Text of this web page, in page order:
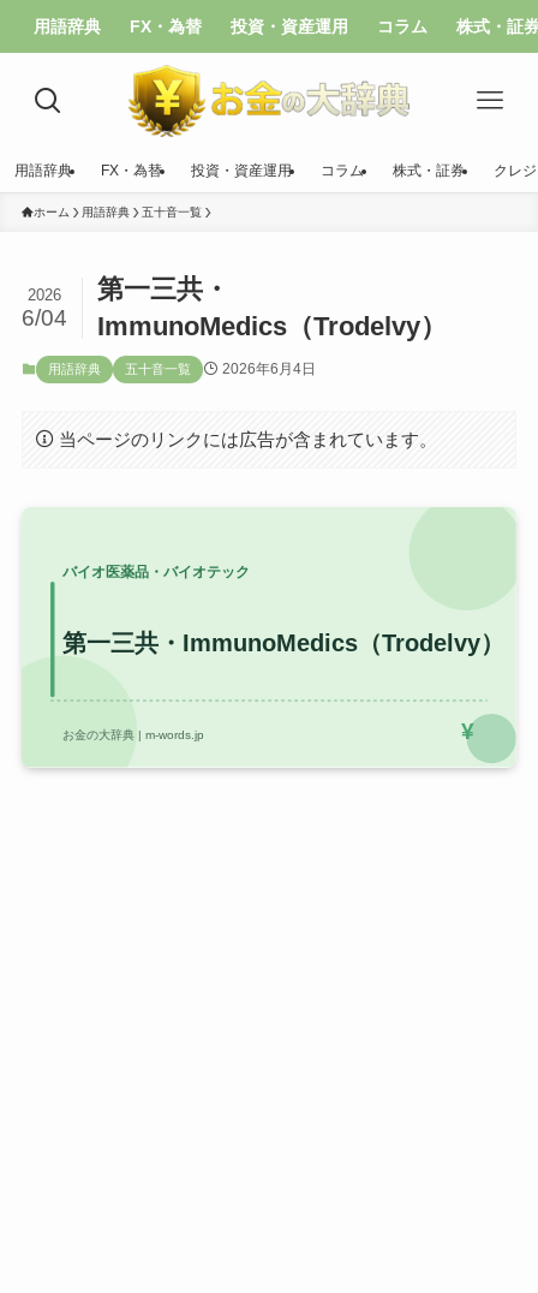
用語辞典 FX・為替 投資・資産運用 コラム 株式・証
用語辞典 FX・為替 投資・資産運用 コラム 株式・証券 クレ
ホーム 用語辞典 五十音一覧
第一三共・
ImmunoMedics（Trodelvy）
2026
6/04
用語辞典 五十音一覧 2026年6月4日
当ページのリンクには広告が含まれています。